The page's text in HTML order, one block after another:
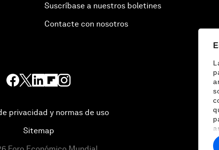
Suscríbase a nuestros boletines
Contacte con nosotros
privacidad y normas de uso
Sitemap